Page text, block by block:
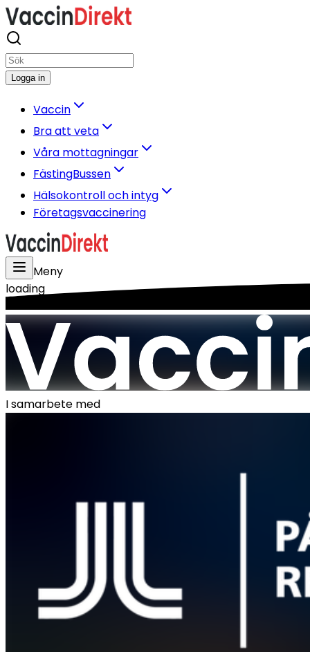
Logga in
Vaccin
Bra att veta
Våra mottagningar
FästingBussen
Hälsokontroll och intyg
Företagsvaccinering
Meny
loading
I samarbete med